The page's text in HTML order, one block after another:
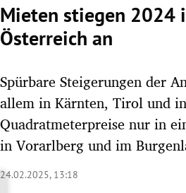
Untermenü
Untermenü
Untermenü
Mieten stiegen 2024
Österreich an
Spürbare Steigerungen der
allem in Kärnten, Tirol und
Quadratmeterpreise nur in
in Vorarlberg und im
24.02.2025, 13:18